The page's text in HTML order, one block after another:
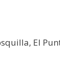
El